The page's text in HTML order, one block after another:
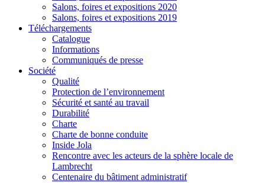
Salons, foires et expositions 2020
Salons, foires et expositions 2019
Téléchargements
Catalogue
Informations
Communiqués de presse
Société
Qualité
Protection de l’environnement
Sécurité et santé au travail
Durabilité
Charte
Charte de bonne conduite
Inside Jola
Rencontre avec les acteurs de la sphère locale de
Lambrecht
Centenaire du bâtiment administratif